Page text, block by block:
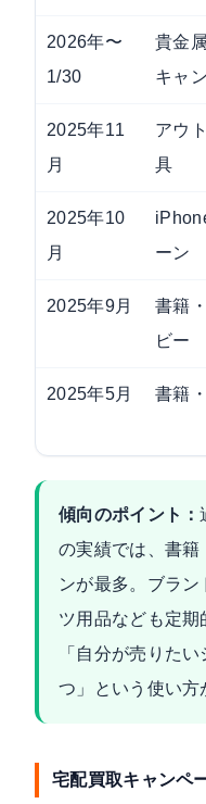
2026年〜
1/30
貴金
キャ
2025年11
月
アウ
具
2025年10
月
ーン
2025年9月
書籍
ビー
2025年5月 書籍
傾向のポイント：
の実績では、書籍
ンが最多。ブラ
ツ用品なども定期
「自分が売りた
つ」という使い方
宅配買取キャンペ